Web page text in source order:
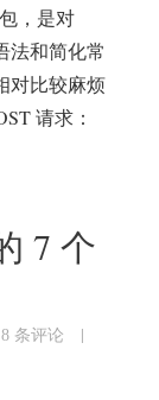
，是对
法和简化常
对比较麻烦
请求：
7 个
8 条评论
|